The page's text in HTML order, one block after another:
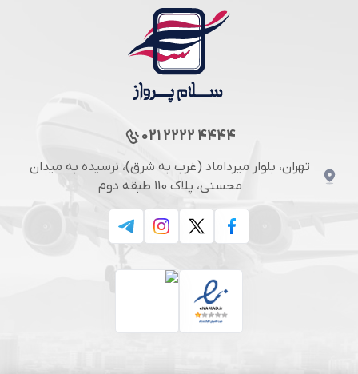
021 2222 4444
تهران، بلوار میرداماد (غرب به شرق)، نرسیده به میدان
محسنی، پلاک 110 طبقه دوم